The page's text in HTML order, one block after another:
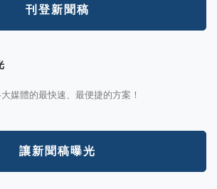
刊登新聞稿
媒體的最快速、最便捷的方案！
讓新聞稿曝光